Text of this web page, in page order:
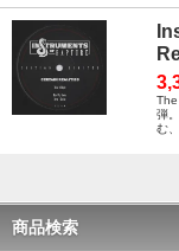
弾
む
商品検索